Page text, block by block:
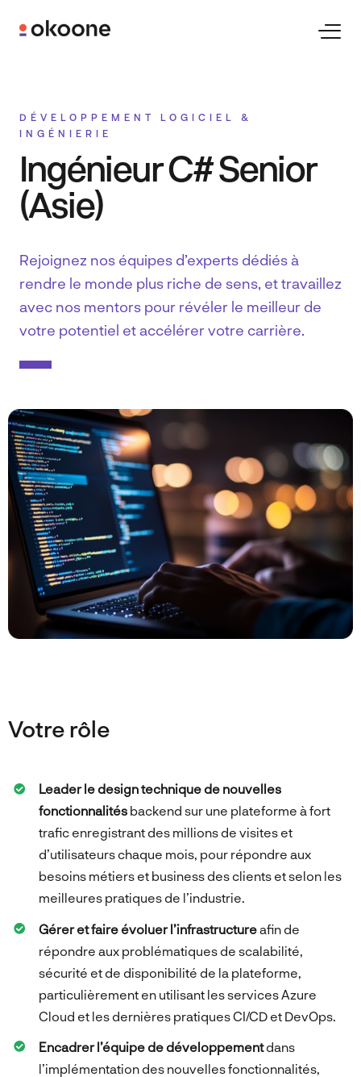
Clients
Carrières
A propos
Contact
EN
DÉVELOPPEMENT LOGICIEL &
INGÉNIERIE
Ingénieur C# Senior
(Asie)
Rejoignez nos équipes d’experts dédiés à
rendre le monde plus riche de sens, et travaillez
avec nos mentors pour révéler le meilleur de
votre potentiel et accélérer votre carrière.
Votre rôle
Leader le design technique de nouvelles
fonctionnalités backend sur une plateforme à fort
trafic enregistrant des millions de visites et
d’utilisateurs chaque mois, pour répondre aux
besoins métiers et business des clients et selon les
meilleures pratiques de l’industrie.
Gérer et faire évoluer l’infrastructureafin de
répondre aux problématiques de scalabilité,
sécurité et de disponibilité de la plateforme,
particulièrement en utilisant les services Azure
Cloud et les dernières pratiques CI/CD et DevOps.
Encadrer l’équipe de développementdans
l’implémentation des nouvelles fonctionnalités,